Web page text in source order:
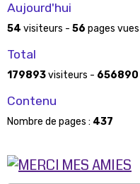
Aujourd'hui
54 visiteurs - 56 pages vues
Total
179893visiteurs - 656890
Contenu
Nombre de pages : 437